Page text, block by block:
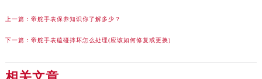
上一篇： 帝舵手表保养知识你了解多少？
下一篇： 帝舵手表磕碰摔坏怎么处理(应该如何修复或更换)